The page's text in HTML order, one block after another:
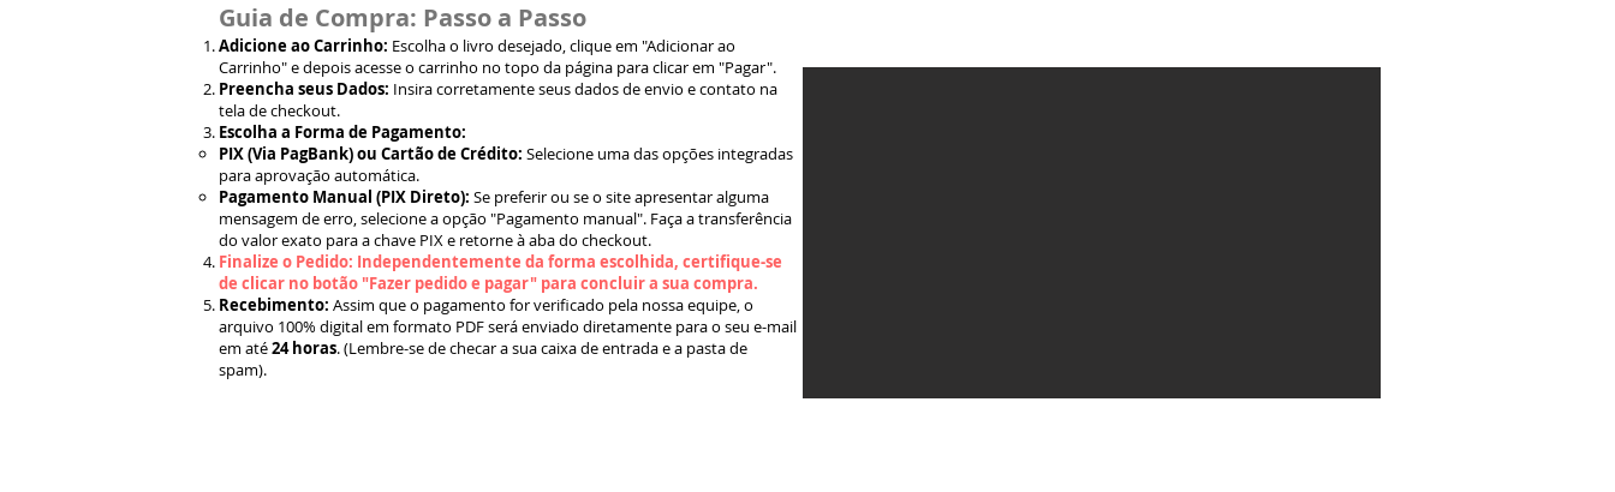
Guia de Compra: Passo a Passo
Adicione ao Carrinho: Escolha o livro desejado, clique em "Adicionar ao
Carrinho" e depois acesse o carrinho no topo da página para clicar em "Pagar".
Preencha seus Dados: Insira corretamente seus dados de envio e contato na
tela de checkout.
Escolha a Forma de Pagamento:
PIX (Via PagBank) ou Cartão de Crédito: Selecione uma das opções integradas
para aprovação automática.
Pagamento Manual (PIX Direto): Se preferir ou se o site apresentar alguma
mensagem de erro, selecione a opção "Pagamento manual". Faça a transferência
do valor exato para a chave PIX e retorne à aba do checkout.
Finalize o Pedido: Independentemente da forma escolhida, certifique-se
de clicar no botão "Fazer pedido e pagar" para concluir a sua compra.
Recebimento: Assim que o pagamento for verificado pela nossa equipe, o
arquivo 100% digital em formato PDF será enviado diretamente para o seu e-mail
em até24 horas. (Lembre-se de checar a sua caixa de entrada e a pasta de
spam).